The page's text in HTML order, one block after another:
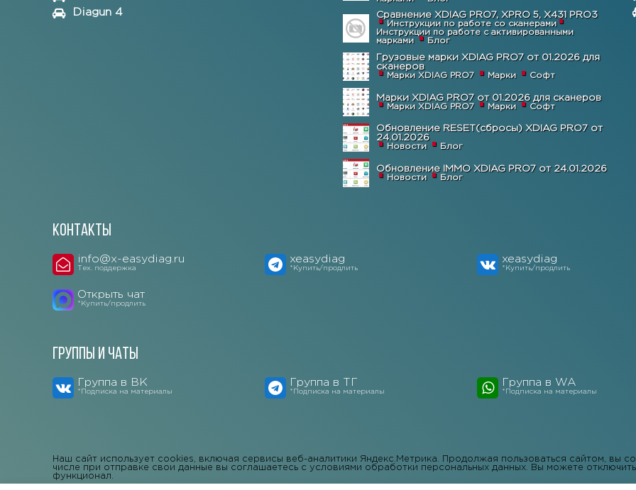
Diagun 4
Сравнение XDIAG PRO7, XPRO 5, X431 PRO3
Инструкции по работе со сканерами
Инструкции по работе с активированными
марками
Блог
Грузовые марки XDIAG PRO7 от 01.2026 для
сканеров
Марки XDIAG PRO7 Марки Софт
Марки XDIAG PRO7 от 01.2026 для сканеров
Марки XDIAG PRO7 Марки Софт
Обновление RESET(сбросы) XDIAG PRO7 от
24.01.2026
Новости Блог
Обновление IMMO XDIAG PRO7 от 24.01.2026
Новости Блог
Контакты
info@x-easydiag.ru
Тех. поддержка
xeasydiag
*Купить/продлить
xeasydiag
*Купить/продлить
Открыть чат
*Купить/продлить
Группы и чаты
Группа в ВК
*Подписка на материалы
Группа в ТГ
*Подписка на материалы
Группа в WA
*Подписка на материалы
Наш сайт использует cookies, включая сервисы веб-аналитики Яндекс.Метрика. Продолжая пользоваться сайтом, вы
числе при отправке свои данные вы соглашаетесь с условиями обработки персональных данных. Вы можете
функционал.